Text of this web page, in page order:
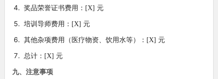
奖品荣誉证书费用：[X] 元
培训导师费用：[X] 元
其他杂项费用（医疗物资、饮用水等）：[X] 元
总计：[X] 元
九、注意事项